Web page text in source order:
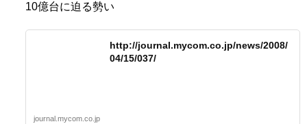
10億台に迫る勢い
http://journal.mycom.co.jp/news/2008/
04/15/037/
journal.mycom.co.jp